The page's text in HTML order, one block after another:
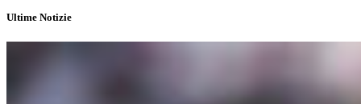
Ultime Notizie